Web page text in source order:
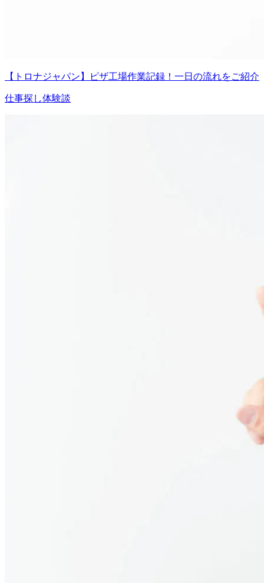
【トロナジャパン】ピザ工場作業記録！一日の流れをご紹介
仕事探し体験談